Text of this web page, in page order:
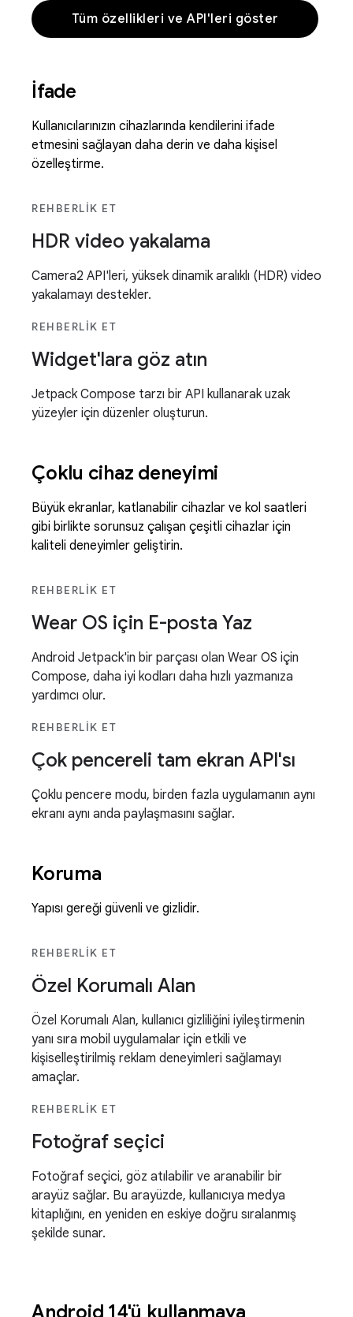
Tüm özellikleri ve API'leri göster
İfade
Kullanıcılarınızın cihazlarında kendilerini ifade
etmesini sağlayan daha derin ve daha kişisel
özelleştirme.
REHBERLIK ET
HDR video yakalama
Camera2 API'leri, yüksek dinamik aralıklı (HDR) video
yakalamayı destekler.
REHBERLIK ET
Widget'lara göz atın
Jetpack Compose tarzı bir API kullanarak uzak
yüzeyler için düzenler oluşturun.
Çoklu cihaz deneyimi
Büyük ekranlar, katlanabilir cihazlar ve kol saatleri
gibi birlikte sorunsuz çalışan çeşitli cihazlar için
kaliteli deneyimler geliştirin.
REHBERLIK ET
Wear OS için E-posta Yaz
Android Jetpack'in bir parçası olan Wear OS için
Compose, daha iyi kodları daha hızlı yazmanıza
yardımcı olur.
REHBERLIK ET
Çok pencereli tam ekran API'sı
Çoklu pencere modu, birden fazla uygulamanın aynı
ekranı aynı anda paylaşmasını sağlar.
Koruma
Yapısı gereği güvenli ve gizlidir.
REHBERLIK ET
Özel Korumalı Alan
Özel Korumalı Alan, kullanıcı gizliliğini iyileştirmenin
yanı sıra mobil uygulamalar için etkili ve
kişiselleştirilmiş reklam deneyimleri sağlamayı
amaçlar.
REHBERLIK ET
Fotoğraf seçici
Fotoğraf seçici, göz atılabilir ve aranabilir bir
arayüz sağlar. Bu arayüzde, kullanıcıya medya
kitaplığını, en yeniden en eskiye doğru sıralanmış
şekilde sunar.
Android 14'ü kullanmaya